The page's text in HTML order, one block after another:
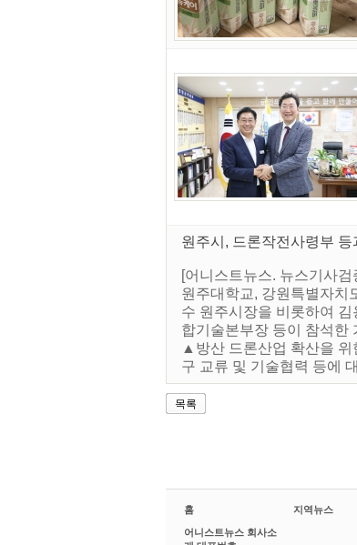
원주시, 드론작전사령부 등
[어니스트뉴스. 뉴스기사
원주대학교, 강원특별자치
수 원주시장을 비롯하여
합기술본부장 등이 참석한
▲방산 드론산업 확산을 위
구 교류 및 기술협력 등에
목록
홈 지역뉴스
어니스트뉴스 회사소